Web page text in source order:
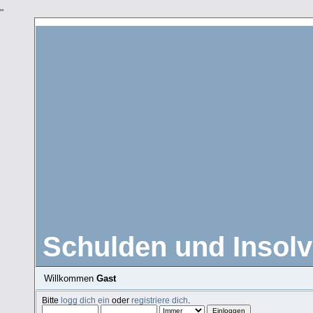
"
Schulden und
Willkommen Gast
Bittelogg dich ein oderregistriere dich